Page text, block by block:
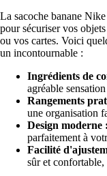
La sacoche banane
pour sécuriser vos
ou vos cartes. Voici
un incontournable :
Ingrédients de
agréable
Rangements
une organisation
Design moderne :
parfaitement à
Facilité
sûr et